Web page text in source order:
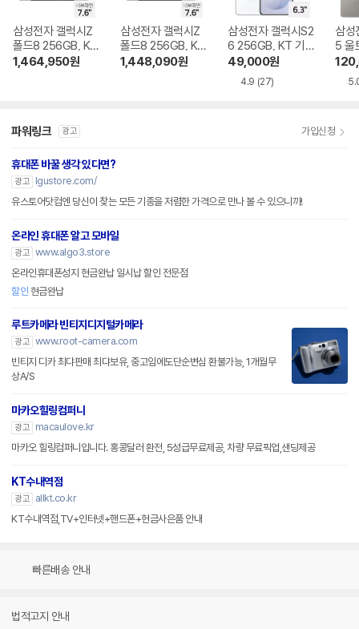
삼성전자 갤럭시Z
폴드8 256GB, KT
기기변경 완납
1,464,950원
삼성전자 갤럭시Z
폴드8 256GB, KT
번호이동 완납
1,448,090원
삼성전자 갤럭시S2
6 256GB, KT 기기
변경 완납
49,000원
4.9 (27)
삼성
5 울
KT
파워링크 광고 가입신청
휴대폰 바꿀 생각 있다면?
광고
lgustore.com/
유스토어닷컴엔 당신이 찾는 모든 기종을 저렴한 가격으로 만나 볼 수 있으니까!
온라인 휴대폰 알고 모바일
광고 www.algo3.store
온라인휴대폰성지 현금완납 일시납 할인 전문점
할인 현금완납
루트카메라 빈티지디지털카메라
광고 www.root-camera.com
빈티지 디카 최댜판매 최댜보유, 중고임에도단순변심 환불가능, 1개월무
상A/S
마카오힐링컴퍼니
광고
macaulove.kr
마카오 힐링컴퍼니입니다. 홍콩달러 환전, 5성급무료제공, 차량 무료픽업,샌딩제공
KT수내역점
광고
allkt.co.kr
KT수내역점,TV+인터넷+핸드폰+현금사은품 안내
빠른배송 안내
법적고지 안내